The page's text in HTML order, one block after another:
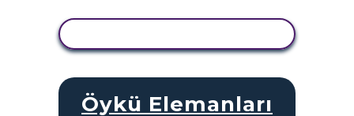
Öykü Elemanları